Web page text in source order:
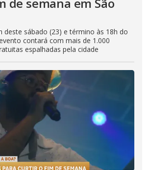
deste sábado (23) e término às 18h do
contará com mais de 1.000
espalhadas pela cidade